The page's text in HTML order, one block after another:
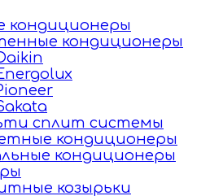
кондиционеры
кондиционеры
сплит системы
кондиционеры
кондиционеры
козырьки